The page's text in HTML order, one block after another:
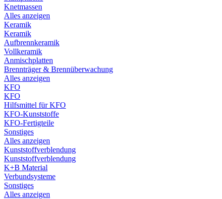
Knetmassen
Alles anzeigen
Keramik
Keramik
Aufbrennkeramik
Vollkeramik
Anmischplatten
Brennträger & Brennüberwachung
Alles anzeigen
KFO
KFO
Hilfsmittel für KFO
KFO-Kunststoffe
KFO-Fertigteile
Sonstiges
Alles anzeigen
Kunststoffverblendung
Kunststoffverblendung
K+B Material
Verbundsysteme
Sonstiges
Alles anzeigen